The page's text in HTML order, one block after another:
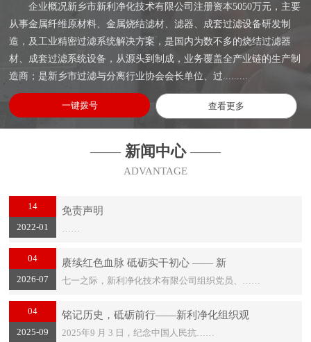
企业概况新乡市新利净化技术有限公司注册资本5050万元，主要
从事金属纤维原材料、金属烧结滤材、滤器、成套过滤设备研发制
造，及工业精密过滤系统解决方案，是国内为数不多的烧结过滤器
材、成套过滤系统设备，从源头到制成，业务覆盖全产业链的生产制
造商；是新乡市过滤与分离行业协会会长单位、过.........
一键拨号 查看更多
—— 新闻中心——
ADVANTAGE
14
2022-01
免责声明
04
2026-07
赓续红色血脉 砥砺实干初心 —— 新
七一之际，新利净化技术有限公司组织党员、……
04
2025-09
铭记历史，砥砺前行——新利净化组织观
2025年9 月 3 日，纪念中国人民抗……